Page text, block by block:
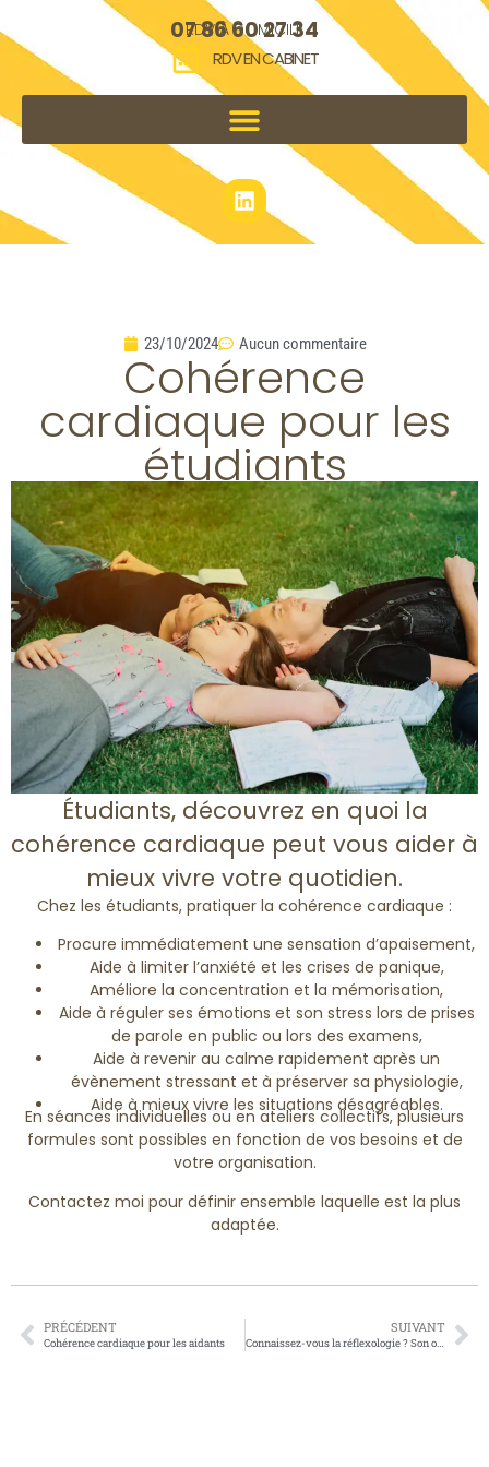
RDV À DOMICILE
07 86 60 27 34
RDV EN CABINET
23/10/2024 Aucun commentaire
Cohérence
cardiaque pour les
étudiants
Étudiants, découvrez en quoi la
cohérence cardiaque peut vous aider à
mieux vivre votre quotidien.
Chez les étudiants, pratiquer la cohérence cardiaque :
Procure immédiatement une sensation d’apaisement,
Aide à limiter l’anxiété et les crises de panique,
Améliore la concentration et la mémorisation,
Aide à réguler ses émotions et son stress lors de prises
de parole en public ou lors des examens,
Aide à revenir au calme rapidement après un
évènement stressant et à préserver sa physiologie,
Aide à mieux vivre les situations désagréables.
En séances individuelles ou en ateliers collectifs, plusieurs
formules sont possibles en fonction de vos besoins et de
votre organisation.
Contactez moi pour définir ensemble laquelle est la plus
adaptée.
PRÉCÉDENT
Cohérence cardiaque pour les aidants
SUIVANT
Connaissez-vous la réflexologie ? Son origine ? Son histoire ?